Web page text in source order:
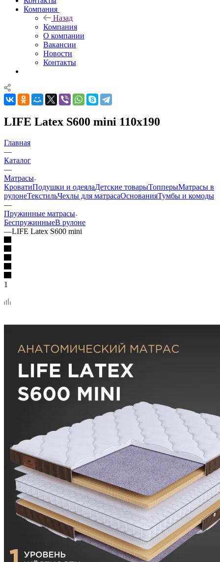
Компания
Назад
Компания
О компании
Вакансии
Новости
Контакты
LIFE Latex S600 mini 110x190
Главная
—
Каталог
—
Матрасы
КроватиПодушки и одеялаДетские товарыТопперыМатрасы в
рулонеТекстильЧехлы для матрасаОснованияТумбы и комоды
—
Пружинные матрасы
БеспружинныеВ рулоне
—LIFE Latex S600 mini
1